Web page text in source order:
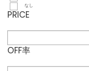
なし
PRICE
OFF率